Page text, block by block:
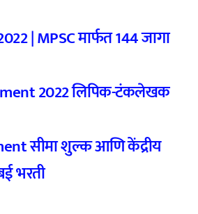
| MPSCमार्फत 144जागा
2022लिपिक-टंकलेखक
सीमा शुल्क आणि केंद्रीय
भरती